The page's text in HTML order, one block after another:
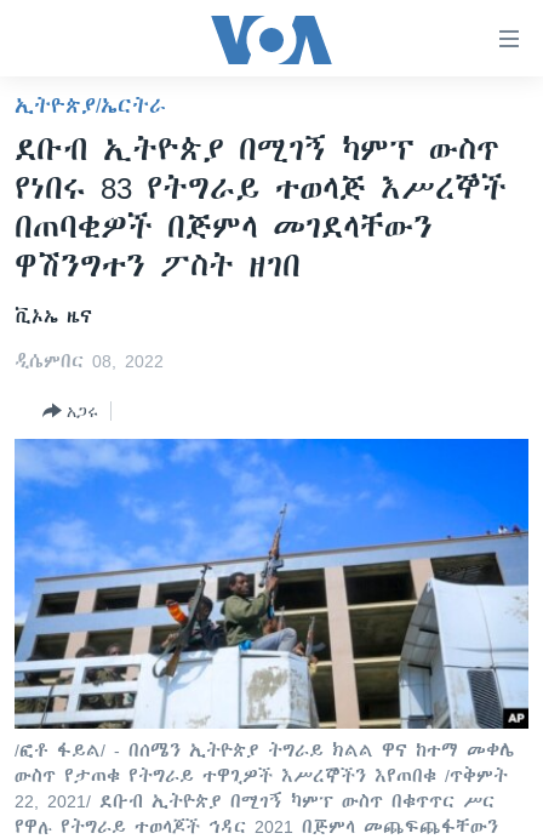
ማገናኛዎች
ዋናው
ይዘት
እለፍ
ዋናው
ይዘት
ወደ
ይዘት
እለፍ
አፍሪካ
ዓለምአቀፍ
ኑሮ በጤንነት
ጋቢና ቪኦኤ
ከምሽቱ ሦስት ሰዓት የአማርኛ ዜና
ቪዲዮ
Learning English
ይከተሉን
ቋንቋዎች
ኢትዮጵያ/ኤርትራ
ደቡብ ኢትዮጵያ በሚገኝ ካምፕ ውስጥ
የነበሩ 83 የትግራይ ተወላጅ እሥረኞች
በጠባቂዎች በጅምላ መገደላቸውን
ዋሽንግተን ፖስት ዘገበ
ቪኦኤ ዜና
ዲሴምበር 08, 2022
አጋሩ
/ፎቶ ፋይል/ - በሰሜን ኢትዮጵያ ትግራይ ክልል ዋና ከተማ መቀሌ
ውስጥ የታጠቁ የትግራይ ተዋጊዎች እሥረኞችን እየጠበቁ /ጥቅምት
22, 2021/ ደቡብ ኢትዮጵያ በሚገኝ ካምፕ ውስጥ በቁጥጥር ሥር
የዋሉ የትግራይ ተወላጆች ኅዳር 2021 በጅምላ መጨፍጨፋቸውን